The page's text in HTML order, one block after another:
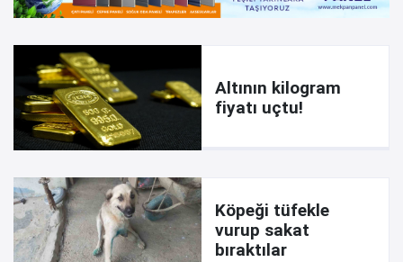
Altının kilogram
fiyatı uçtu!
Köpeği tüfekle
vurup sakat
bıraktılar